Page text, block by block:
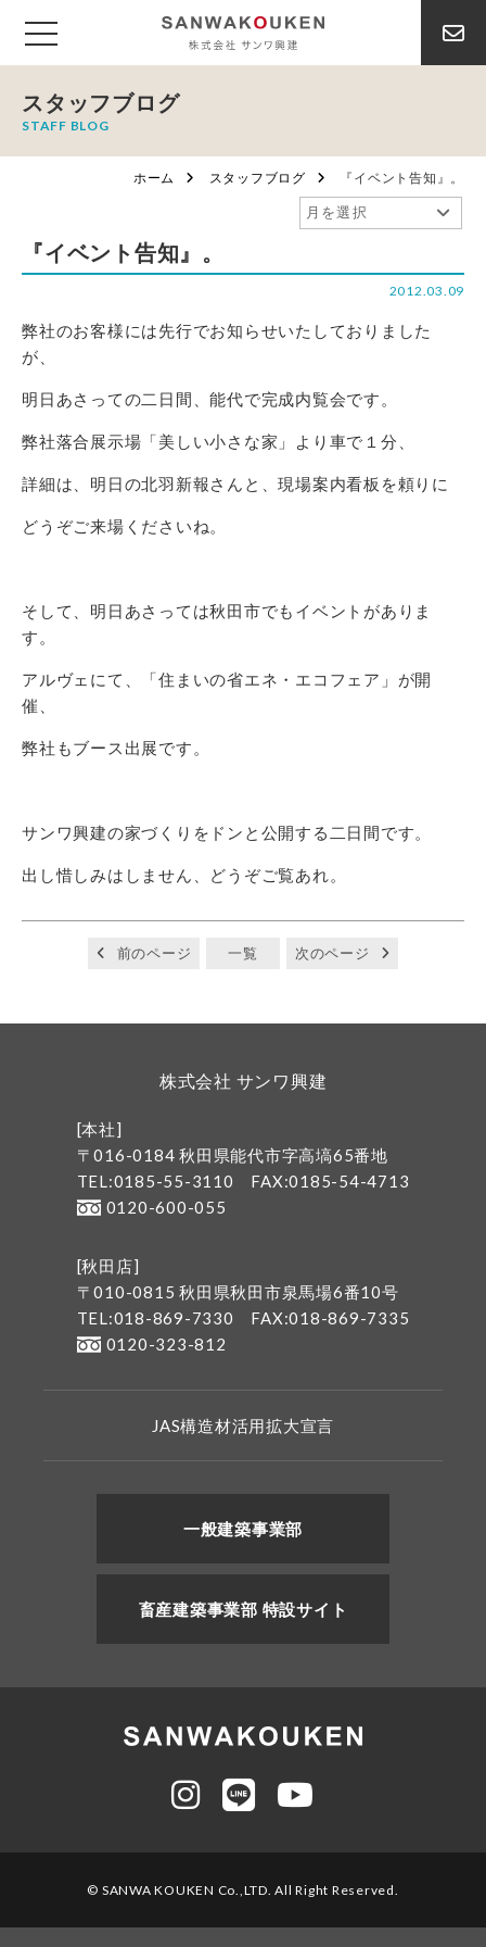
スタッフブログ
STAFF BLOG
ホーム スタッフブログ 『イベント告知』。
『イベント告知』。
2012.03.09
弊社のお客様には先行でお知らせいたしておりました
が、
明日あさっての二日間、能代で完成内覧会です。
弊社落合展示場「美しい小さな家」より車で１分、
詳細は、明日の北羽新報さんと、現場案内看板を頼りに
どうぞご来場くださいね。
そして、明日あさっては秋田市でもイベントがありま
す。
アルヴェにて、「住まいの省エネ・エコフェア」が開
催、
弊社もブース出展です。
サンワ興建の家づくりをドンと公開する二日間です。
出し惜しみはしません、どうぞご覧あれ。
前のページ 一覧 次のページ
株式会社 サンワ興建
[本社]
〒016-0184 秋田県能代市字高塙65番地
TEL:0185-55-3110
FAX:0185-54-4713
0120-600-055
[秋田店]
〒010-0815 秋田県秋田市泉馬場6番10号
TEL:018-869-7330
FAX:018-869-7335
0120-323-812
JAS構造材活用拡大宣言
一般建築事業部
畜産建築事業部 特設サイト
© SANWA KOUKEN Co.,LTD. All Right Reserved.